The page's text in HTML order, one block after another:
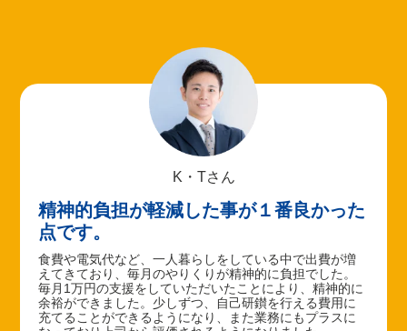
K・Tさん
精神的負担が軽減した事が１番良かった
点です。
食費や電気代など、一人暮らしをしている中で出費が増
えてきており、毎月のやりくりが精神的に負担でした。
毎月1万円の支援をしていただいたことにより、精神的に
余裕ができました。少しずつ、自己研鑚を行える費用に
充てることができるようになり、また業務にもプラスに